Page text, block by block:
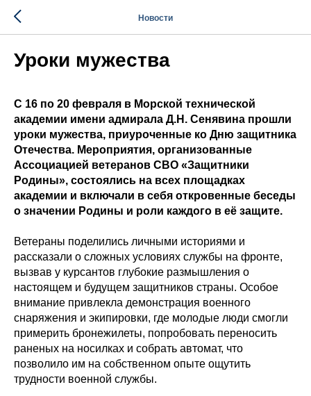
Новости
Уроки мужества
С 16 по 20 февраля в Морской технической
академии имени адмирала Д.Н. Сенявина прошли
уроки мужества, приуроченные ко Дню защитника
Отечества. Мероприятия, организованные
Ассоциацией ветеранов СВО «Защитники
Родины», состоялись на всех площадках
академии и включали в себя откровенные беседы
о значении Родины и роли каждого в её защите.
Ветераны поделились личными историями и
рассказали о сложных условиях службы на фронте,
вызвав у курсантов глубокие размышления о
настоящем и будущем защитников страны. Особое
внимание привлекла демонстрация военного
снаряжения и экипировки, где молодые люди смогли
примерить бронежилеты, попробовать переносить
раненых на носилках и собрать автомат, что
позволило им на собственном опыте ощутить
трудности военной службы.